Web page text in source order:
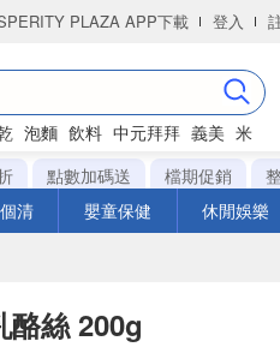
PLAZA APP下載 登入
泡麵 飲料 中元拜拜 義美 米
點數加碼送 檔期促銷
清 嬰童保健 休閒娛樂
酪絲 200g